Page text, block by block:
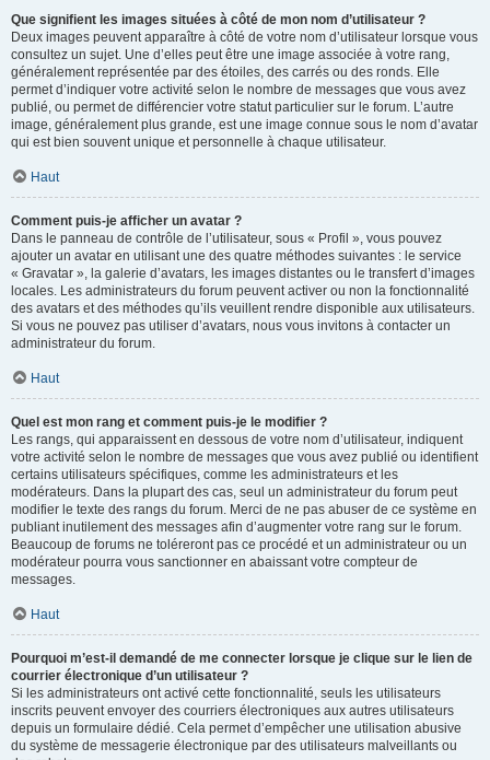
Que signifient les images situées à côté de mon nom d’utilisateur ?
Deux images peuvent apparaître à côté de votre nom d’utilisateur lorsque vous
consultez un sujet. Une d’elles peut être une image associée à votre rang,
généralement représentée par des étoiles, des carrés ou des ronds. Elle
permet d’indiquer votre activité selon le nombre de messages que vous avez
publié, ou permet de différencier votre statut particulier sur le forum. L’autre
image, généralement plus grande, est une image connue sous le nom d’avatar
qui est bien souvent unique et personnelle à chaque utilisateur.
Haut
Comment puis-je afficher un avatar ?
Dans le panneau de contrôle de l’utilisateur, sous « Profil », vous pouvez
ajouter un avatar en utilisant une des quatre méthodes suivantes : le service
« Gravatar », la galerie d’avatars, les images distantes ou le transfert d’images
locales. Les administrateurs du forum peuvent activer ou non la fonctionnalité
des avatars et des méthodes qu’ils veuillent rendre disponible aux utilisateurs.
Si vous ne pouvez pas utiliser d’avatars, nous vous invitons à contacter un
administrateur du forum.
Haut
Quel est mon rang et comment puis-je le modifier ?
Les rangs, qui apparaissent en dessous de votre nom d’utilisateur, indiquent
votre activité selon le nombre de messages que vous avez publié ou identifient
certains utilisateurs spécifiques, comme les administrateurs et les
modérateurs. Dans la plupart des cas, seul un administrateur du forum peut
modifier le texte des rangs du forum. Merci de ne pas abuser de ce système en
publiant inutilement des messages afin d’augmenter votre rang sur le forum.
Beaucoup de forums ne toléreront pas ce procédé et un administrateur ou un
modérateur pourra vous sanctionner en abaissant votre compteur de
messages.
Haut
Pourquoi m’est-il demandé de me connecter lorsque je clique sur le lien de
courrier électronique d’un utilisateur ?
Si les administrateurs ont activé cette fonctionnalité, seuls les utilisateurs
inscrits peuvent envoyer des courriers électroniques aux autres utilisateurs
depuis un formulaire dédié. Cela permet d’empêcher une utilisation abusive
du système de messagerie électronique par des utilisateurs malveillants ou